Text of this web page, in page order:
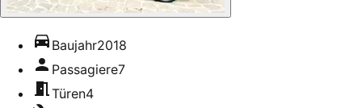
Baujahr2018
Passagiere7
Türen4